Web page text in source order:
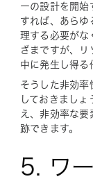
ーの設計を開始
すれば、あらゆ
理する必要がな
ざまですが、
中に発生し得る
そうした非効率
しておきまし
え、非効率な
跡できます。
5. ワ